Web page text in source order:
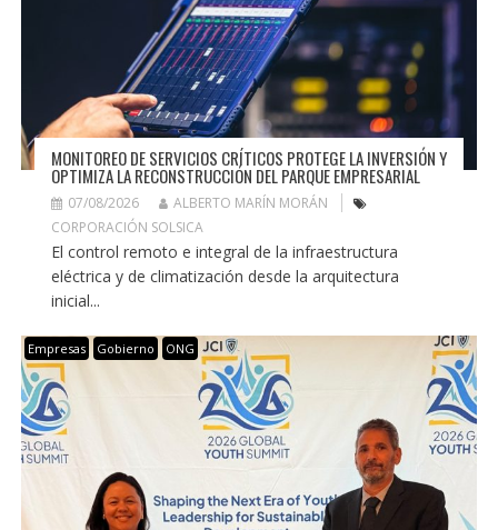
MONITOREO DE SERVICIOS CRÍTICOS PROTEGE LA INVERSIÓN Y
OPTIMIZA LA RECONSTRUCCIÓN DEL PARQUE EMPRESARIAL
07/08/2026
ALBERTO MARÍN MORÁN
CORPORACIÓN SOLSICA
El control remoto e integral de la infraestructura
eléctrica y de climatización desde la arquitectura
inicial...
Empresas Gobierno ONG